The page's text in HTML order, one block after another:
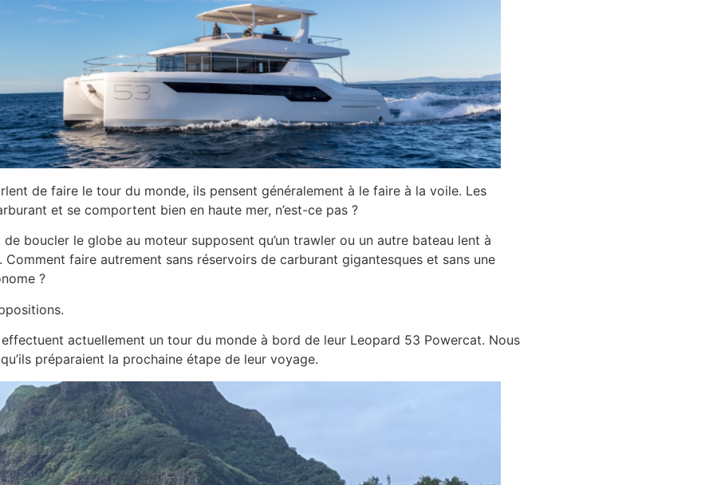
de faire le tour du monde, ils pensent généralement à le faire à la voile. Les
et se comportent bien en haute mer, n’est-ce pas ?
boucler le globe au moteur supposent qu’un trawler ou un autre bateau lent à
faire autrement sans réservoirs de carburant gigantesques et sans une
?
actuellement un tour du monde à bord de leur Leopard 53 Powercat. Nous
préparaient la prochaine étape de leur voyage.